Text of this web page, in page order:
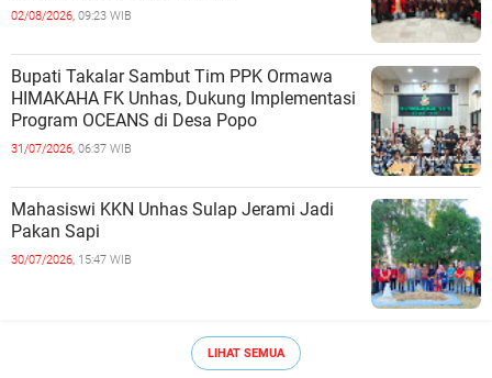
02/08/2026, 09:23 WIB
Bupati Takalar Sambut Tim PPK Ormawa
HIMAKAHA FK Unhas, Dukung Implementasi
Program OCEANS di Desa Popo
31/07/2026, 06:37 WIB
Mahasiswi KKN Unhas Sulap Jerami Jadi
Pakan Sapi
30/07/2026, 15:47 WIB
LIHAT SEMUA